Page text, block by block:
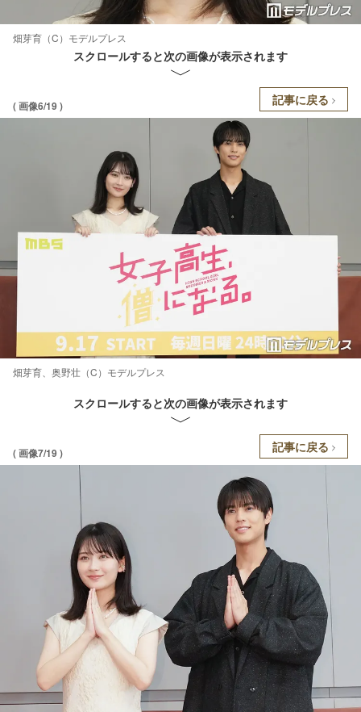
畑芽育（C）モデルプレス
スクロールすると次の画像が表示されます
( 画像6/19 ) 記事に戻る
畑芽育、奥野壮（C）モデルプレス
スクロールすると次の画像が表示されます
( 画像7/19 ) 記事に戻る